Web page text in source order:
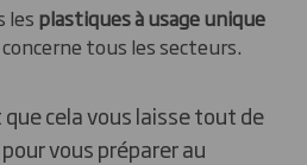
les plastiques à usage unique
concerne tous les secteurs.
que cela vous laisse tout de
vous préparer au